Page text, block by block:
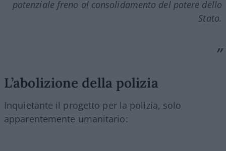
potenziale freno al consolidamento del potere dello
Stato.
L’abolizione della polizia
Inquietante il progetto per la polizia, solo
apparentemente umanitario: